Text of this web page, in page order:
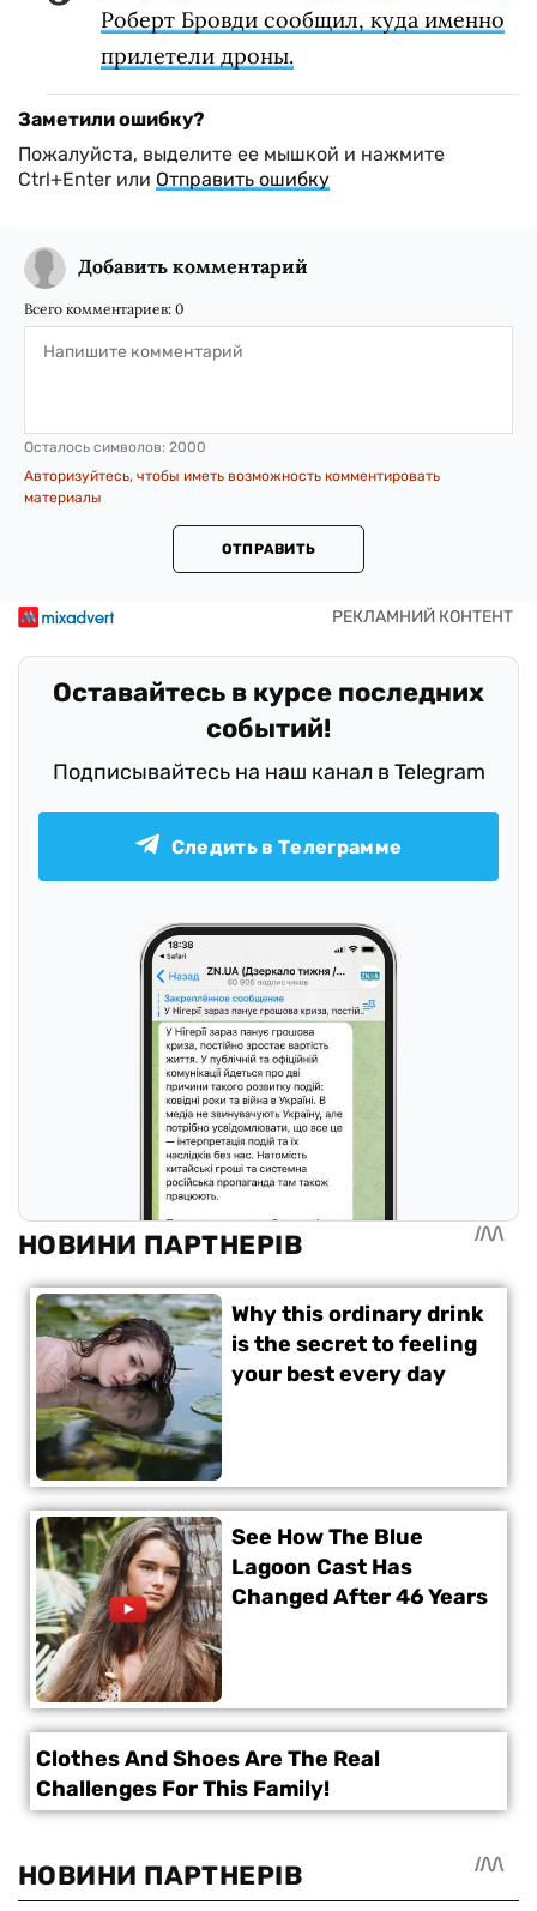
Роберт Бровди сообщил, куда именно
прилетели дроны.
Заметили ошибку?
Пожалуйста, выделите ее мышкой и нажмите
Ctrl+Enter или Отправить ошибку
Добавить комментарий
Всего комментариев: 0
Осталось символов: 2000
Авторизуйтесь, чтобы иметь возможность комментировать
материалы
ОТПРАВИТЬ
Оставайтесь в курсе последних
событий!
Подписывайтесь на наш канал в Telegram
Следить в Телеграмме